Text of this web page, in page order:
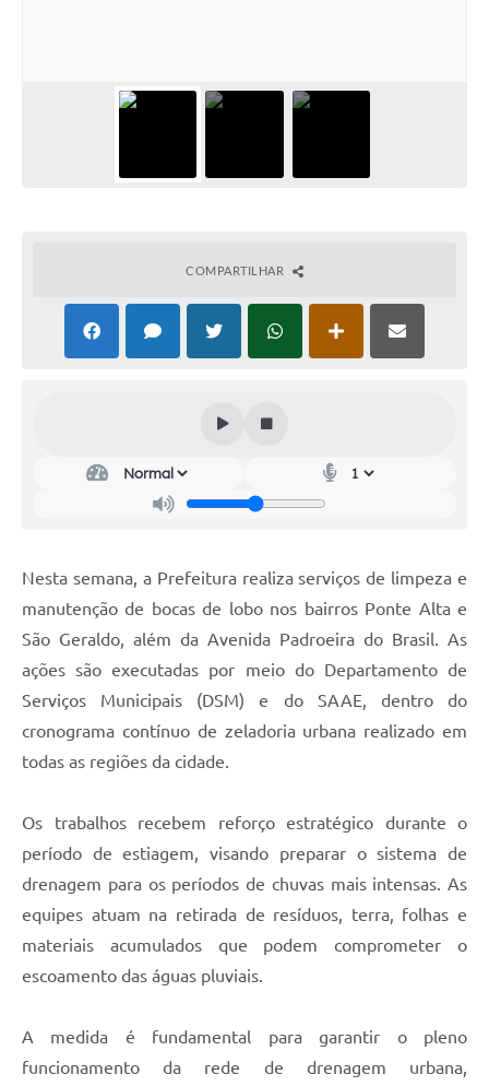
Carta de Serviços
Contas Públicas
Notícias
FAQ
COMPARTILHAR
Nesta semana, a Prefeitura realiza serviços de limpeza e
manutenção de bocas de lobo nos bairros Ponte Alta e
São Geraldo, além da Avenida Padroeira do Brasil. As
ações são executadas por meio do Departamento de
Serviços Municipais (DSM) e do SAAE, dentro do
cronograma contínuo de zeladoria urbana realizado em
todas as regiões da cidade.
Os trabalhos recebem reforço estratégico durante o
período de estiagem, visando preparar o sistema de
drenagem para os períodos de chuvas mais intensas. As
equipes atuam na retirada de resíduos, terra, folhas e
materiais acumulados que podem comprometer o
escoamento das águas pluviais.
A medida é fundamental para garantir o pleno
funcionamento da rede de drenagem urbana,